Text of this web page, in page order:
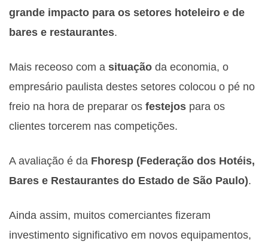
grande impacto para os setores hoteleiro e de
bares e restaurantes.
Mais receoso com a situação da economia, o
empresário paulista destes setores colocou o pé no
freio na hora de preparar os festejos para os
clientes torcerem nas competições.
A avaliação é da Fhoresp (Federação dos Hotéis,
Bares e Restaurantes do Estado de São Paulo).
Ainda assim, muitos comerciantes fizeram
investimento significativo em novos equipamentos,